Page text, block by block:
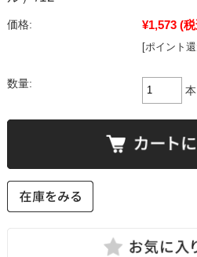
価格: ¥1,573 (
[ポイント
数量:
本